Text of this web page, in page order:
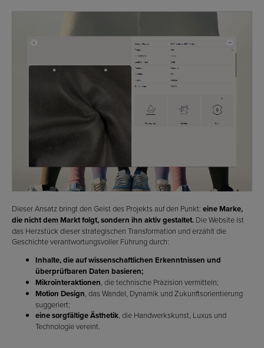
Dieser Ansatz bringt den Geist des Projekts auf den Punkt: eine Marke,
die nicht dem Markt folgt, sondern ihn aktiv gestaltet. Die Website ist
das Herzstück dieser strategischen Transformation und erzählt die
Geschichte verantwortungsvoller Führung durch:
Inhalte, die auf wissenschaftlichen Erkenntnissen und
überprüfbaren Daten basieren;
Mikrointeraktionen, die technische Präzision vermitteln;
Motion Design, das Wandel, Dynamik und Zukunftsorientierung
suggeriert;
eine sorgfältige Ästhetik, die Handwerkskunst, Luxus und
Technologie vereint.